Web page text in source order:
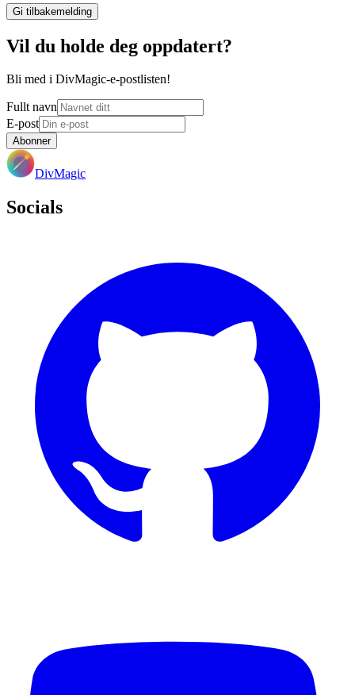
Gi tilbakemelding
Vil du holde deg oppdatert?
Bli med i DivMagic-e-postlisten!
Fullt navn
E-post
Abonner
DivMagic
Socials